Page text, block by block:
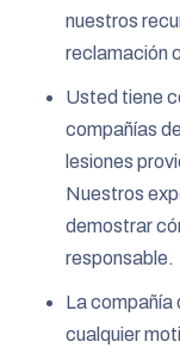
nuestros
reclamación
Usted tiene
compañías
lesiones
Nuestros
demostrar
responsable.
La compañía
cualquier